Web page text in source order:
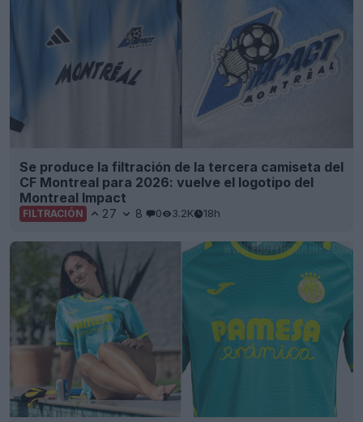
Se produce la filtración de la tercera camiseta del
CF Montreal para 2026: vuelve el logotipo del
Montreal Impact
FILTRACIÓN 27 8 0 3.2K 18h